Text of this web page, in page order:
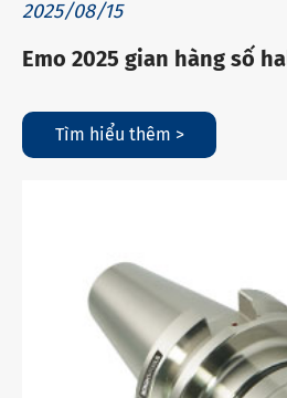
2025/08/15
Emo 2025 gian hàng số
Tìm hiểu thêm >